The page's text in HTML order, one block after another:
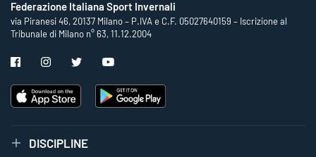
Federazione Italiana Sport Invernali
via Piranesi 46, 20137 Milano – P.IVA e C.F. 05027640159 – Iscrizione al
Tribunale di Milano n° 63, 11.12.2004
DISCIPLINE